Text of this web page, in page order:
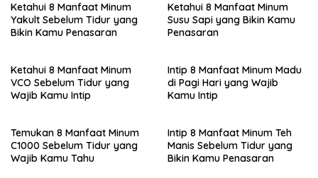
Ketahui 8 Manfaat Minum
Yakult Sebelum Tidur yang
Bikin Kamu Penasaran
Ketahui 8 Manfaat Minum
Susu Sapi yang Bikin Kamu
Penasaran
Ketahui 8 Manfaat Minum
VCO Sebelum Tidur yang
Wajib Kamu Intip
Intip 8 Manfaat Minum Madu
di Pagi Hari yang Wajib
Kamu Intip
Temukan 8 Manfaat Minum
C1000 Sebelum Tidur yang
Wajib Kamu Tahu
Intip 8 Manfaat Minum Teh
Manis Sebelum Tidur yang
Bikin Kamu Penasaran